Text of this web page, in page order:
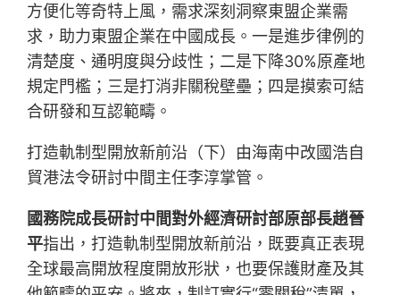
方便化等奇特上風，需求深刻洞察東盟企業需
求，助力東盟企業在中國成長。一是進步律例的
清楚度、通明度與分歧性；二是下降30%原產地
規定門檻；三是打消非關稅壁壘；四是摸索可結
合研發和互認範疇。
打造軌制型開放新前沿（下）由海南中改國浩自
貿港法令研討中間主任李淳掌管。
國務院成長研討中間對外經濟研討部原部長趙晉
平指出，打造軌制型開放新前沿，既要真正表現
全球最高開放程度開放形狀，也要保護財產及其